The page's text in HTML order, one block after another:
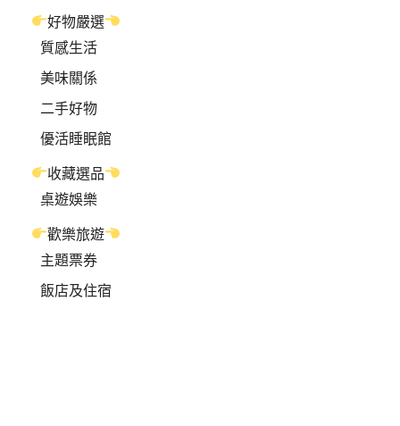
好物嚴選
質感生活
美味關係
二手好物
優活睡眠館
收藏選品
桌遊娛樂
歡樂旅遊
主題票券
飯店及住宿